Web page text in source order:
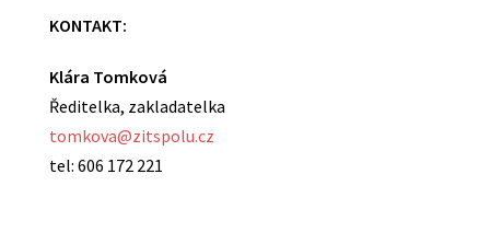
KONTAKT:
Klára Tomková
Ředitelka, zakladatelka
tomkova@zitspolu.cz
tel: 606 172 221